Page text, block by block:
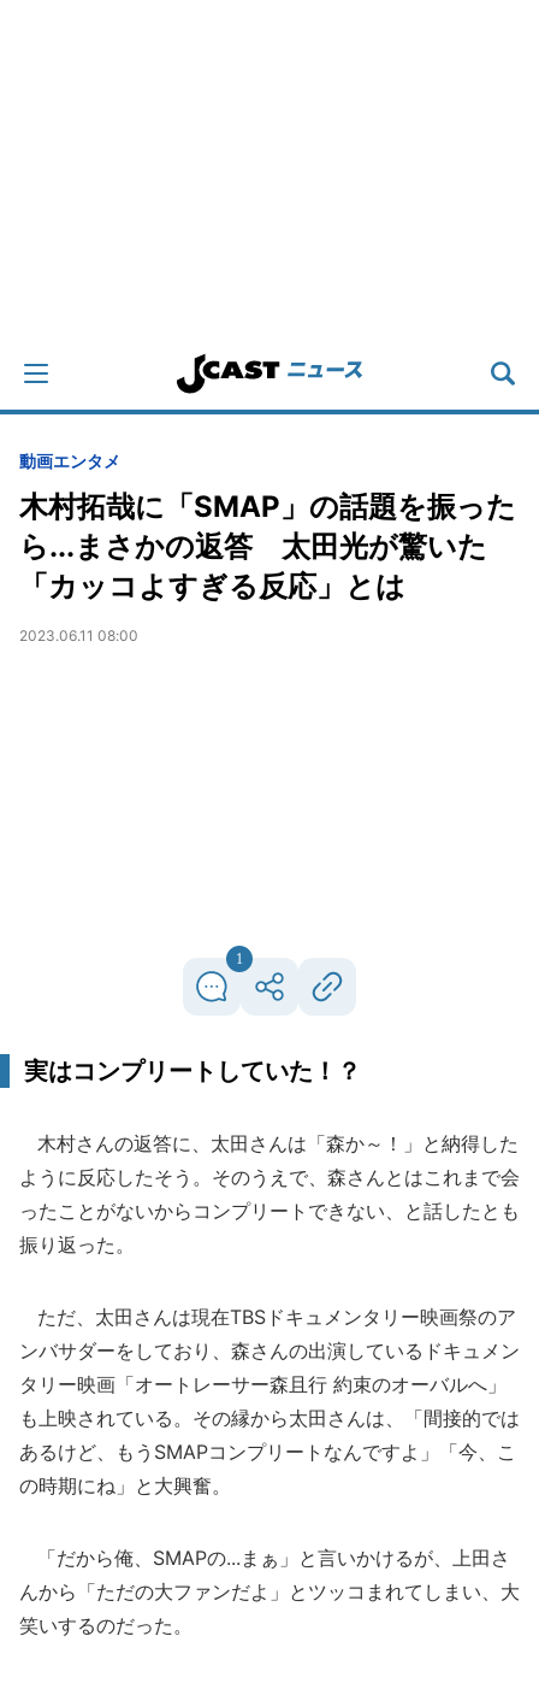
動画エンタメ
木村拓哉に「SMAP」の話題を振った
ら...まさかの返答 太田光が驚いた
「カッコよすぎる反応」とは
2023.06.11 08:00
1
実はコンプリートしていた！？
木村さんの返答に、太田さんは「森か～！」と納得した
ように反応したそう。そのうえで、森さんとはこれまで会
ったことがないからコンプリートできない、と話したとも
振り返った。
ただ、太田さんは現在TBSドキュメンタリー映画祭のア
ンバサダーをしており、森さんの出演しているドキュメン
タリー映画「オートレーサー森且行 約束のオーバルへ」
も上映されている。その縁から太田さんは、「間接的では
あるけど、もうSMAPコンプリートなんですよ」「今、こ
の時期にね」と大興奮。
「だから俺、SMAPの...まぁ」と言いかけるが、上田さ
んから「ただの大ファンだよ」とツッコまれてしまい、大
笑いするのだった。